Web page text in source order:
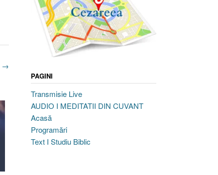
→
PAGINI
Transmisie Live
AUDIO I MEDITATII DIN CUVANT
Acasă
Programări
Text I Studiu Biblic